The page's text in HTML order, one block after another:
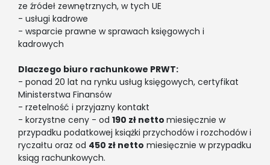
ze źródeł zewnętrznych, w tych UE
- usługi kadrowe
- wsparcie prawne w sprawach księgowych i
kadrowych
Dlaczego biuro rachunkowe PRWT:
- ponad 20 lat na rynku usług księgowych, certyfikat
Ministerstwa Finansów
- rzetelność i przyjazny kontakt
- korzystne ceny - od 190 zł netto miesięcznie w
przypadku podatkowej książki przychodów i rozchodów i
ryczałtu oraz od 450 zł netto miesięcznie w przypadku
ksiąg rachunkowych.